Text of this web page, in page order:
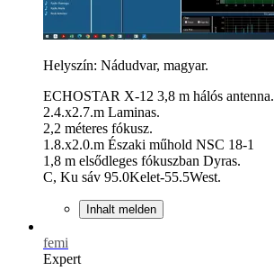
Helyszín: Nádudvar, magyar.
ECHOSTAR X-12 3,8 m hálós antenna.
2.4.x2.7.m Laminas.
2,2 méteres fókusz.
1.8.x2.0.m Északi műhold NSC 18-1
1,8 m elsődleges fókuszban Dyras.
C, Ku sáv 95.0Kelet-55.5West.
Inhalt melden
femi
Expert